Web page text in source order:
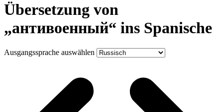
Übersetzung von
„антивоенный“ ins Spanische
Ausgangssprache auswählen